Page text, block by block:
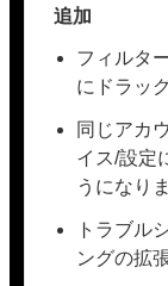
追加
フィルタ
にドラッ
同じアカ
イス/設定
うになり
トラブル
ングの拡